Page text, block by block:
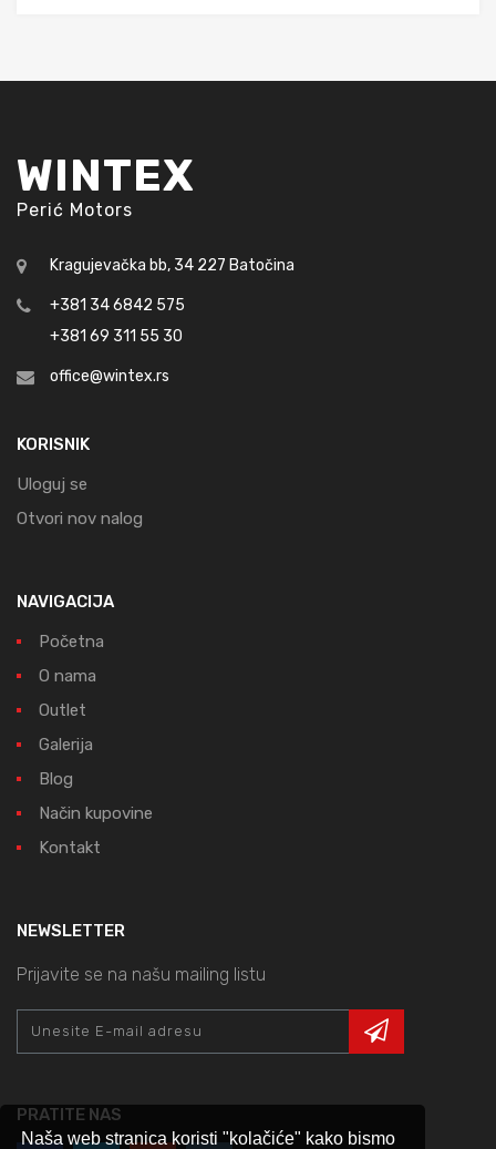
Naša web stranica koristi "kolačiće" kako bismo
WINTEX
Perić Motors
Kragujevačka bb, 34 227 Batočina
+381 34 6842 575
+381 69 311 55 30
office@wintex.rs
KORISNIK
Uloguj se
Otvori nov nalog
NAVIGACIJA
Početna
O nama
Outlet
Galerija
Blog
Način kupovine
Kontakt
NEWSLETTER
Prijavite se na našu mailing listu
PRATITE NAS